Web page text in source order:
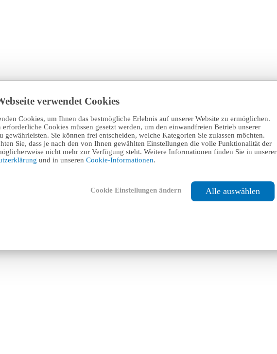
verwendet Cookies
Cookies, um Ihnen das bestmögliche Erlebnis auf unserer Website zu ermöglichen.
erforderliche Cookies müssen gesetzt werden, um den einwandfreien Betrieb unserer
gewährleisten. Sie können frei entscheiden, welche Kategorien Sie zulassen möchten.
Sie, dass je nach den von Ihnen gewählten Einstellungen die volle Funktionalität der
nicht mehr zur Verfügung steht. Weitere Informationen finden Sie in unserer
und in unseren Cookie-Informationen.
Cookie Einstellungen ändern Alle auswählen